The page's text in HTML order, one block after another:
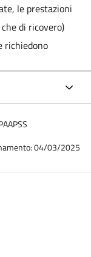
le prestazioni
di ricovero)
richiedono
04/03/2025